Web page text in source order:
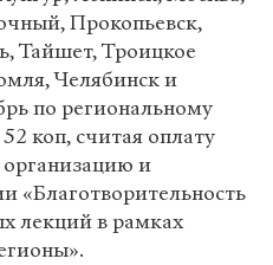
Прокопьевск,
Тайшет, Троицкое
Челябинск и
по региональному
коп, считая оплату
организацию и
«Благотворительность
лекций в рамках